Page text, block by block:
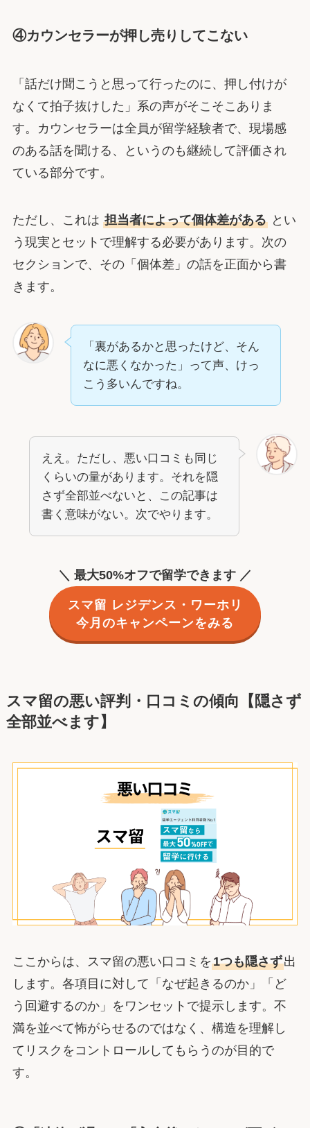
④カウンセラーが押し売りしてこない
「話だけ聞こうと思って行ったのに、押し付けが
なくて拍子抜けした」系の声がそこそこありま
す。カウンセラーは全員が留学経験者で、現場感
のある話を聞ける、というのも継続して評価され
ている部分です。
ただし、これは 担当者によって個体差があるとい
う現実とセットで理解する必要があります。次の
セクションで、その「個体差」の話を正面から書
きます。
「裏があるかと思ったけど、そん
なに悪くなかった」って声、けっ
こう多いんですね。
ええ。ただし、悪い口コミも同じ
くらいの量があります。それを隠
さず全部並べないと、この記事は
書く意味がない。次でやります。
＼ 最大50%オフで留学できます ／
スマ留 レジデンス・ワーホリ
今月のキャンペーンをみる
スマ留の悪い評判・口コミの傾向【隠さず
全部並べます】
ここからは、スマ留の悪い口コミを1つも隠さず出
します。各項目に対して「なぜ起きるのか」「ど
う回避するのか」をワンセットで提示します。不
満を並べて怖がらせるのではなく、構造を理解し
てリスクをコントロールしてもらうのが目的で
す。